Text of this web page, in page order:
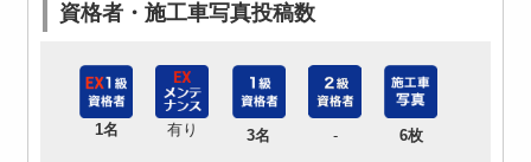
資格者・施工車写真投稿数
1名 有り 3名 - 6枚